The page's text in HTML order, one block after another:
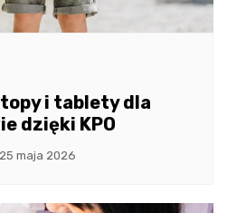
i tablety dla
dzięki KPO
25 maja 2026